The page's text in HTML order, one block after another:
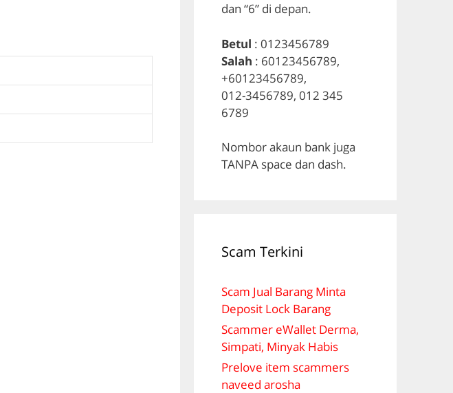
dan “6” di depan.
Betul : 0123456789
Salah : 60123456789,
+60123456789,
012-3456789, 012 345
6789
Nombor akaun bank juga
TANPA space dan dash.
Scam Terkini
Scam Jual Barang Minta
Deposit Lock Barang
Scammer eWallet Derma,
Simpati, Minyak Habis
Prelove item scammers
naveed arosha